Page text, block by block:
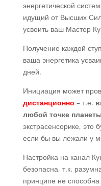
энергетической
идущий от Высших
усвоить ваш Мастер
Получение каждой
ваша энергетика
дней.
Инициация может
дистанционно – т.е.
любой точке планеты
экстрасенсорике, это
если бы вы лежали у
Настройка на канал
безопасна, т.к.
принципе не